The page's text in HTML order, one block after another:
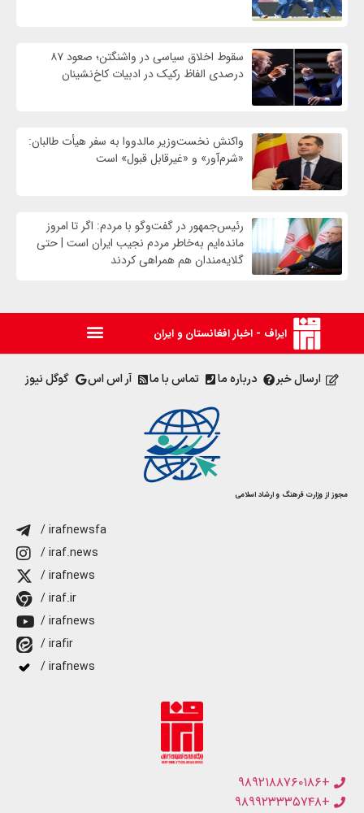
سقوط اخلاق سیاسی در واشنگتن؛ صعود ۸۷
درصدی الفاظ رکیک در ادبیات کاخ‌نشینان
واکنش نخست‌وزیر مالدووا به سفر هیأت طالبان:
«شرم‌آور» و «غیرقابل قبول» است
رئیس‌جمهور در گفت‌وگو با مردم: اگر تا امروز
مانده‌ایم به‌خاطر مردم نجیب ایران است | حتی
گلایه‌مندان هم همراهی کردند
ایراف - اخبار افغانستان و ایران
ارسال خبر درباره ما تماس با ما آر اس اس گوگل نیوز
مجوز از وزارت فرهنگ و ارشاد اسلامی
/ irafnewsfa
/ iraf.news
/ irafnews
/ iraf.ir
/ irafnews
/ irafir
/ irafnews
+۹۸۹۲۱۸۸۷۶۰۱۸۶
+۹۸۹۹۲۳۳۳۵۷۴۸